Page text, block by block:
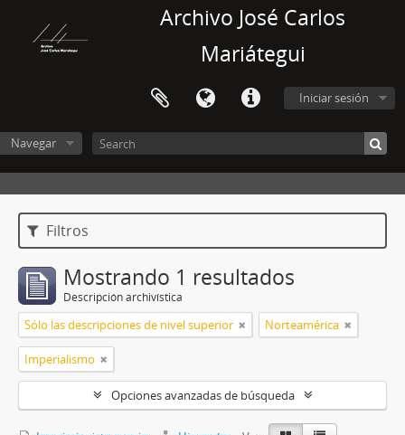
Archivo José Carlos
Mariátegui
Iniciar sesión
Navegar
Filtros
Mostrando 1 resultados
Descripción archivística
Sólo las descripciones de nivel superior Norteamérica
Imperialismo
Opciones avanzadas de búsqueda